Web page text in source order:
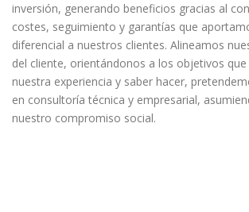
inversión, generando beneficios gracias al
costes, seguimiento y garantías que
diferencial a nuestros clientes. Alineamos
del cliente, orientándonos a los objetivos que
nuestra experiencia y saber hacer,
en consultoría técnica y empresarial,
nuestro compromiso social.